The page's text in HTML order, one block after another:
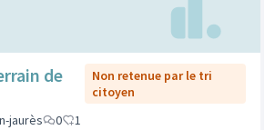
de
Non retenue par le tri
citoyen
jaurès
0 1